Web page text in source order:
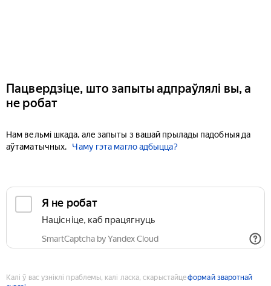
Пацвердзіце, што запыты адпраўлялі вы, а
не робат
Нам вельмі шкада, але запыты з вашай прылады падобныя да
аўтаматычных.
Чаму гэта магло адбыцца?
Я не робат
Націсніце, каб працягнуць
SmartCaptcha by Yandex Cloud
Калі ў вас узніклі праблемы, калі ласка, скарыстайцеформай зваротнай